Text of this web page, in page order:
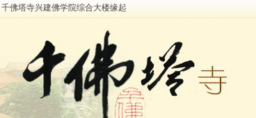
千佛塔寺兴建佛学院综合大楼缘起
千佛塔寺阅藏堂周末阅藏报名通知
清明节祭祖报恩地藏法会
本寺方丈上明下慧尼和尚开讲《六祖坛经》
2015-3-26师父于法堂对大众的开示
广东千佛塔寺云门佛学院女众部 2016年招生简章
恭请海涛法师莅临千佛塔寺弘法